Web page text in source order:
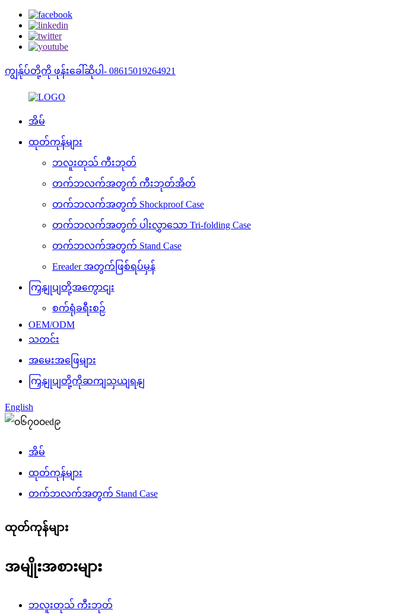
ကျွန်ုပ်တို့ကို ဖုန်းခေါ်ဆိုပါ- 08615019264921
အိမ်
ထုတ်ကုန်များ
ဘလူးတုသ် ကီးဘုတ်
တက်ဘလက်အတွက် ကီးဘုတ်အိတ်
တက်ဘလက်အတွက် Shockproof Case
တက်ဘလက်အတွက် ပါးလွှာသော Tri-folding Case
တက်ဘလက်အတွက် Stand Case
Ereader အတွက်ဖြစ်ရပ်မှန်
ကြှနျုပျတို့အကွောငျး
စက်ရုံခရီးစဉ်
OEM/ODM
သတင်း
အမေးအဖြေများ
ကြှနျုပျတို့ကိုဆကျသှယျရနျ
English
အိမ်
ထုတ်ကုန်များ
တက်ဘလက်အတွက် Stand Case
ထုတ်ကုန်များ
အမျိုးအစားများ
ဘလူးတုသ် ကီးဘုတ်